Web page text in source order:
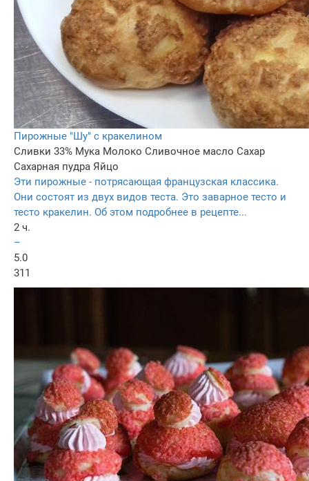
Пирожные "Шу" с кракелином
Сливки 33% Мука Молоко Сливочное масло Сахар
Сахарная пудра Яйцо
Эти пирожные - потрясающая французская классика.
Они состоят из двух видов теста. Это заварное тесто и
тесто кракелин. Об этом подробнее в рецепте...
2 ч.
–
5.0
311